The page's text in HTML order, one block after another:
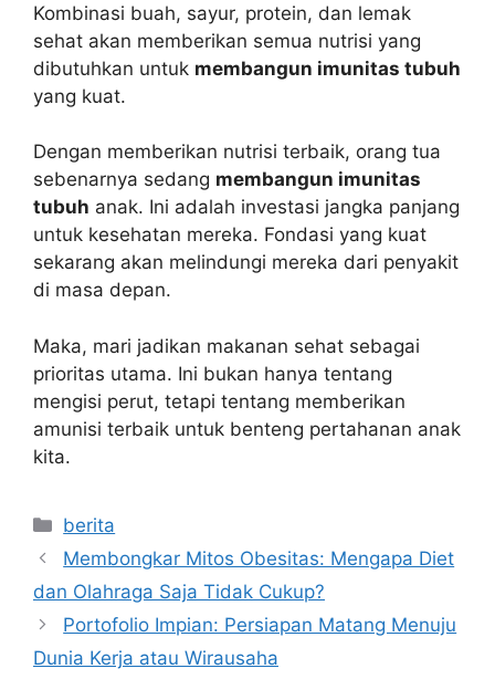
Kombinasi buah, sayur, protein, dan lemak
sehat akan memberikan semua nutrisi yang
dibutuhkan untuk membangun imunitas tubuh
yang kuat.
Dengan memberikan nutrisi terbaik, orang tua
sebenarnya sedang membangun imunitas
tubuh anak. Ini adalah investasi jangka panjang
untuk kesehatan mereka. Fondasi yang kuat
sekarang akan melindungi mereka dari penyakit
di masa depan.
Maka, mari jadikan makanan sehat sebagai
prioritas utama. Ini bukan hanya tentang
mengisi perut, tetapi tentang memberikan
amunisi terbaik untuk benteng pertahanan anak
kita.
Kategori
berita
Membongkar Mitos Obesitas: Mengapa Diet
dan Olahraga Saja Tidak Cukup?
Portofolio Impian: Persiapan Matang Menuju
Dunia Kerja atau Wirausaha